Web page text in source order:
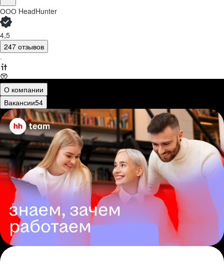
ООО HeadHunter
4,5
247 отзывов
·
О компании
Вакансии54